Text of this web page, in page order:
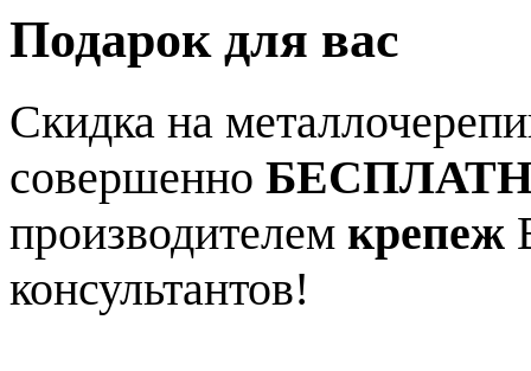
Подарок для вас
Скидка на
совершенно
производителем крепеж
консультантов!